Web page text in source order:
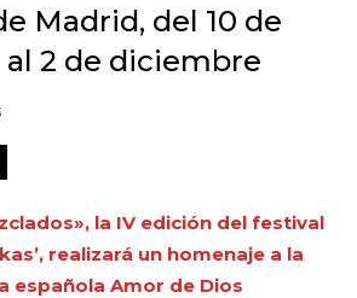
Madrid, del 10 de
2 de diciembre
la IV edición del festival
realizará un homenaje a la
española Amor de Dios